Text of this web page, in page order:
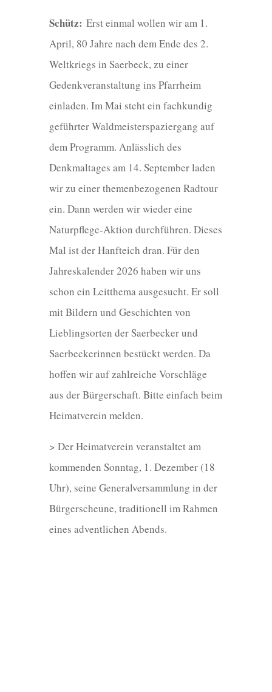
Schütz: Erst einmal wollen wir am 1.
April, 80 Jahre nach dem Ende des 2.
Weltkriegs in Saerbeck, zu einer
Gedenkveranstaltung ins Pfarrheim
einladen. Im Mai steht ein fachkundig
geführter Waldmeisterspaziergang auf
dem Programm. Anlässlich des
Denkmaltages am 14. September laden
wir zu einer themenbezogenen Radtour
ein. Dann werden wir wieder eine
Naturpflege-Aktion durchführen. Dieses
Mal ist der Hanfteich dran. Für den
Jahreskalender 2026 haben wir uns
schon ein Leitthema ausgesucht. Er soll
mit Bildern und Geschichten von
Lieblingsorten der Saerbecker und
Saerbeckerinnen bestückt werden. Da
hoffen wir auf zahlreiche Vorschläge
aus der Bürgerschaft. Bitte einfach beim
Heimatverein melden.
> Der Heimatverein veranstaltet am
kommenden Sonntag, 1. Dezember (18
Uhr), seine Generalversammlung in der
Bürgerscheune, traditionell im Rahmen
eines adventlichen Abends.